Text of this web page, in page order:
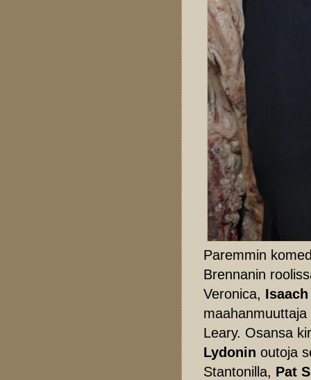
Paremmin
Brennanin
Veronica,
Leary. Osansa
Lydonin outoja
Stantonilla, Pat